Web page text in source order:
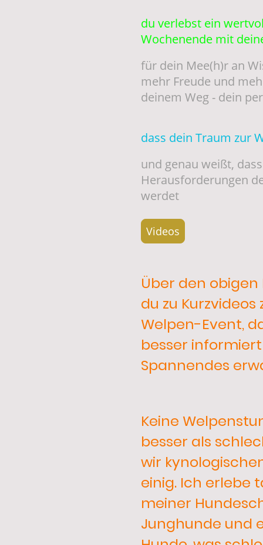
du verlebst ein
Wochenende mit
für dein Mee(h)r an
mehr Freude und
deinem Weg - dein
dass dein Traum zur
und genau weißt,
Herausforderungen
werdet
Videos
Über den
du zu Kurzvideos
Welpen-Event,
besser
Spannendes
Keine
besser als
wir
einig. Ich erlebe
meiner
Junghunde und